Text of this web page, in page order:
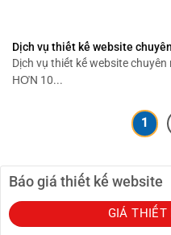
Dịch vụ thiết kế website
Dịch vụ thiết kế website
HƠN 10...
1
Báo giá thiết kế website
GIÁ THIẾT